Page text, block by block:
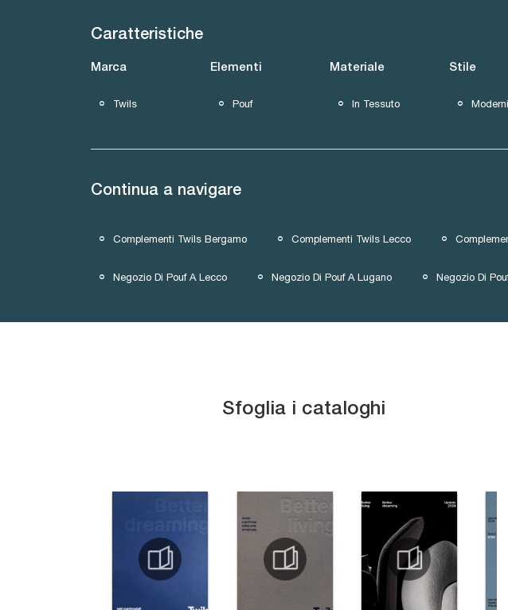
Caratteristiche
Marca
Twils
Elementi
Pouf
Materiale
In Tessuto
Stile
Moderni
Continua a navigare
Complementi Twils Bergamo Complementi Twils Lecco
Negozio Di Pouf A Lecco Negozio Di Pouf A Lugano Negozio Di
Sfoglia i cataloghi